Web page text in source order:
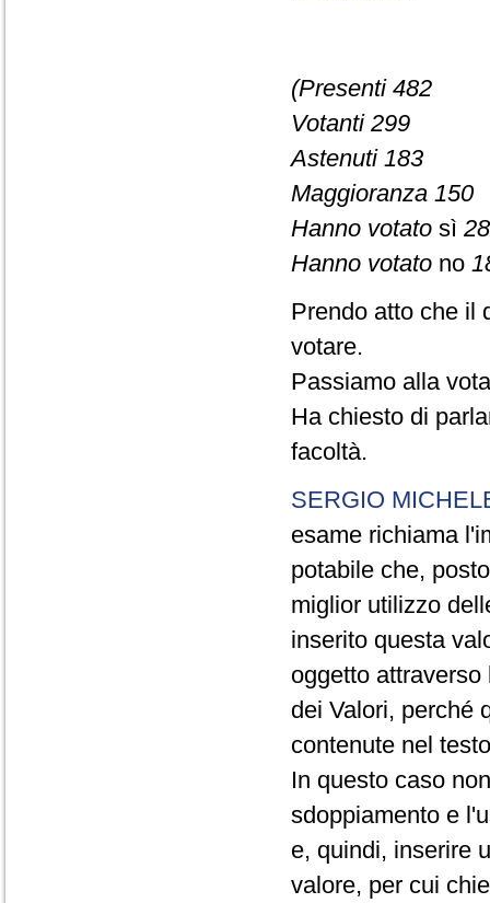
(Presenti 482
Votanti 299
Astenuti 183
Maggioranza 150
Hanno votato sì
Hanno votato no
Prendo atto che il
votare.
Passiamo alla
Ha chiesto di
facoltà.
SERGIO
esame richiama
potabile che,
miglior utilizzo
inserito questa
oggetto
dei Valori, perché
contenute nel
In questo caso
sdoppiamento e
e, quindi, inserire
valore, per cui